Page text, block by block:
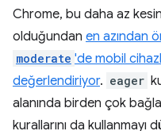
Chrome, bu daha az
olduğundan en azından
moderate 'de mobil
değerlendiriyor. eager
alanında birden çok
kurallarını da kullanmayı